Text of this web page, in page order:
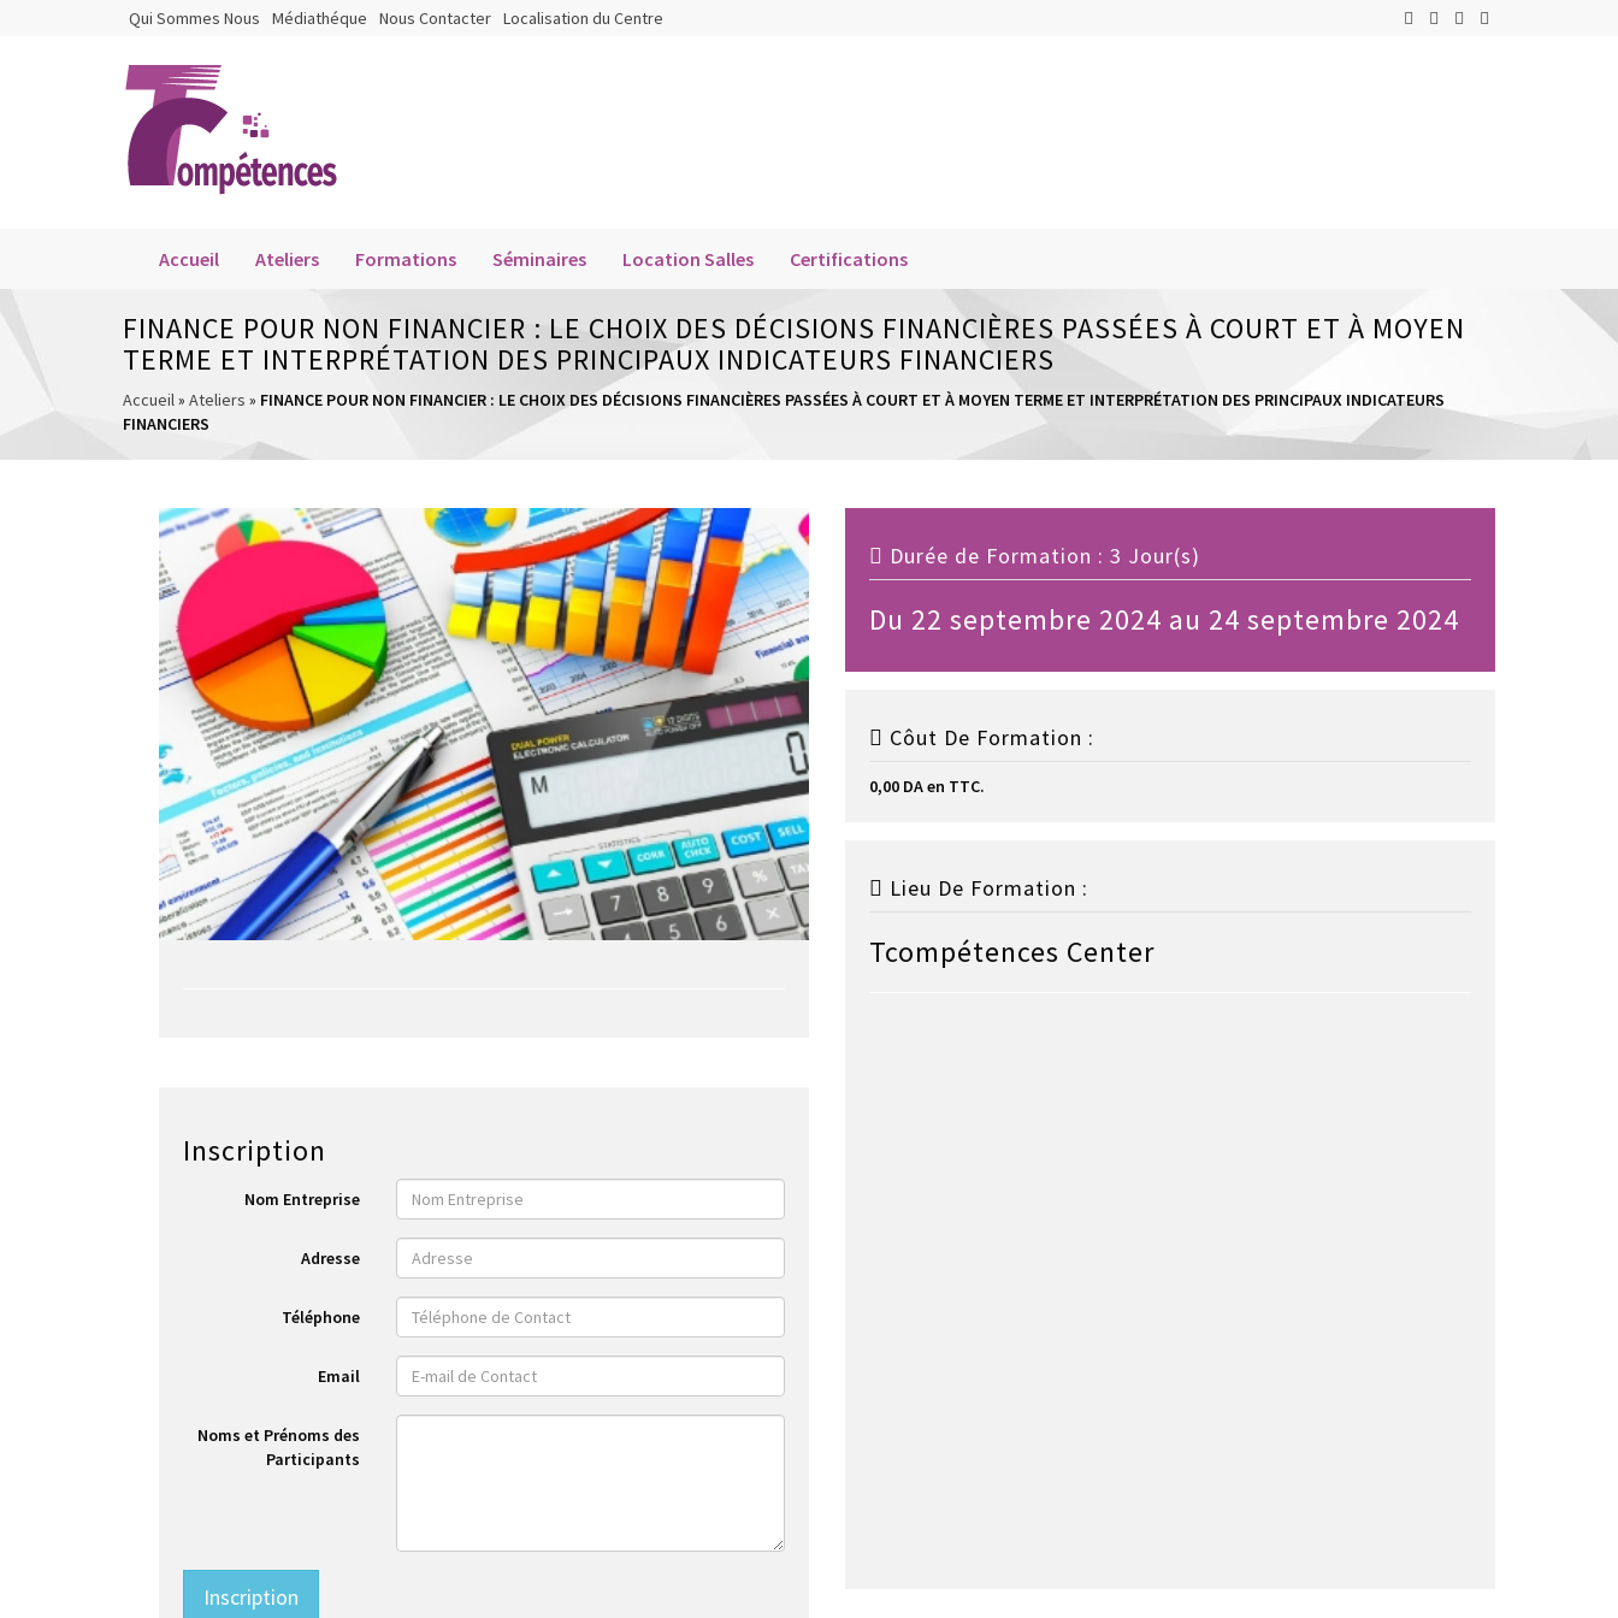
Qui Sommes Nous Médiathéque Nous Contacter Localisation du Centre
Accueil Ateliers Formations Séminaires Location Salles Certifications
FINANCE POUR NON FINANCIER : LE CHOIX DES DÉCISIONS FINANCIÈRES PASSÉES À COURT ET À MOYEN
TERME ET INTERPRÉTATION DES PRINCIPAUX INDICATEURS FINANCIERS
Accueil» Ateliers » FINANCE POUR NON FINANCIER : LE CHOIX DES DÉCISIONS FINANCIÈRES PASSÉES À COURT ET À MOYEN TERME ET INTERPRÉTATION DES PRINCIPAUX INDICATEURS
FINANCIERS
Inscription
Nom Entreprise
Adresse
Téléphone
Email
Noms et Prénoms des
Participants
Inscription
Durée de Formation : 3 Jour(s)
Du 22 septembre 2024 au 24 septembre 2024
Côut De Formation :
0,00 DA en TTC.
Lieu De Formation :
Tcompétences Center